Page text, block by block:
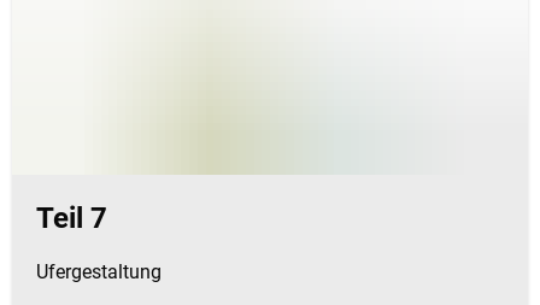
Teil 7
Ufergestaltung